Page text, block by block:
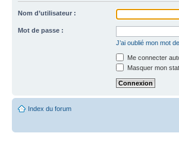
Nom d’utilisateur :
Mot de passe :
J’ai oublié mon mot
Me connecter
Masquer mon
Index du forum